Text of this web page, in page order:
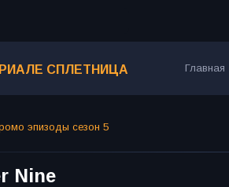
СПЛЕТНИЦА Главная
эпизоды сезон 5
Nine